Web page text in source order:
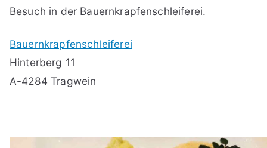
Besuch in der Bauernkrapfenschleiferei.
Bauernkrapfenschleiferei
Hinterberg 11
A-4284 Tragwein